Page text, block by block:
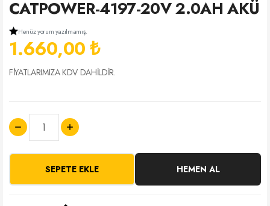
CATPOWER-4197-20V 2.0AH AKÜ
Henüz yorum yazılmamış.
1.660,00 ₺
FİYATLARIMIZA KDV DAHİLDİR.
SEPETE EKLE HEMEN AL